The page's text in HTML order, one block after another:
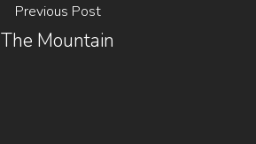
Previous Post
The Mountain